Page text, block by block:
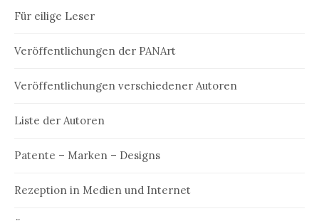
Für eilige Leser
Veröffentlichungen der PANArt
Veröffentlichungen verschiedener Autoren
Liste der Autoren
Patente – Marken – Designs
Rezeption in Medien und Internet